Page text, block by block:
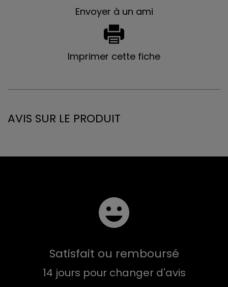
Envoyer à un ami
Imprimer cette fiche
AVIS SUR LE PRODUIT
Satisfait ou remboursé
14 jours pour changer d'avis